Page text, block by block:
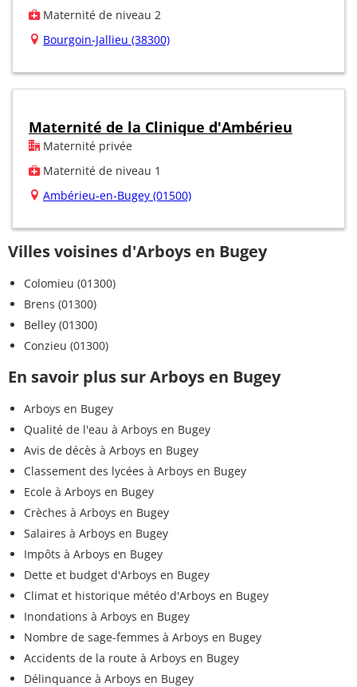
Maternité de niveau 2
Bourgoin-Jallieu (38300)
Maternité de la Clinique d'Ambérieu
Maternité privée
Maternité de niveau 1
Ambérieu-en-Bugey (01500)
Villes voisines d'Arboys en Bugey
Colomieu (01300)
Brens (01300)
Belley (01300)
Conzieu (01300)
En savoir plus sur Arboys en Bugey
Arboys en Bugey
Qualité de l'eau à Arboys en Bugey
Avis de décès à Arboys en Bugey
Classement des lycées à Arboys en Bugey
Ecole à Arboys en Bugey
Crèches à Arboys en Bugey
Salaires à Arboys en Bugey
Impôts à Arboys en Bugey
Dette et budget d'Arboys en Bugey
Climat et historique météo d'Arboys en Bugey
Inondations à Arboys en Bugey
Nombre de sage-femmes à Arboys en Bugey
Accidents de la route à Arboys en Bugey
Délinquance à Arboys en Bugey